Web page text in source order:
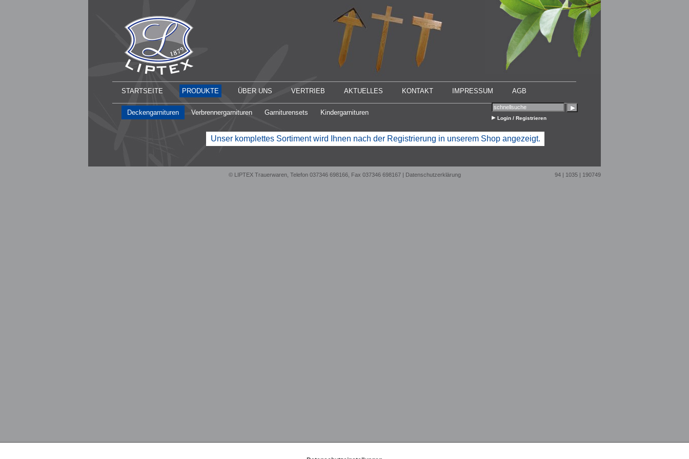
STARTSEITE PRODUKTE ÜBER UNS VERTRIEB AKTUELLES KONTAKT IMPRESSUM AGB
Deckengarnituren Verbrennergarnituren Garniturensets Kindergarnituren
Login / Registrieren
Unser komplettes Sortiment wird Ihnen nach der Registrierung in unserem Shop angezeigt.
© LIPTEX Trauerwaren, Telefon 037346 698166, Fax 037346 698167 | Datenschutzerklärung 94 | 1035 | 190749